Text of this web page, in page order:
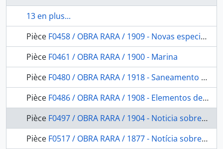
13 en plus...
Pièce F0458 / OBRA RARA / 1909 - Novas especies de Aves amazônicas das collecções do Museu Goeldi (segundo os trabalhos do conselheiro Dr. Steindachner)
Pièce F0461 / OBRA RARA / 1900 - Marina
Pièce F0480 / OBRA RARA / 1918 - Saneamento do Rio Branco: relatório apresentado ao Exmo. Sr. Dr. Governador do Amazonas em 26 de Out. de 1917.
Pièce F0486 / OBRA RARA / 1908 - Elementos de gramática e dicionário de língua dos boróros- coroados de Mato Grosso
Pièce F0497 / OBRA RARA / 1904 - Noticia sobre alguns jardins botanicos da Europa
Pièce F0517 / OBRA RARA / 1877 - Notícia sobre a Provincia do Paraná